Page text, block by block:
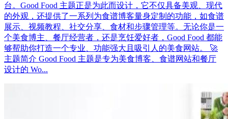
台。Good Food 主题正是为此而设计，它不仅具备美观、现代
的外观，还提供了一系列为食谱博客量身定制的功能，如食谱
展示、视频教程、社交分享、食材和步骤管理等。无论你是一
个美食博主、餐厅经营者，还是烹饪爱好者，Good Food 都能
够帮助你打造一个专业、功能强大且吸引人的美食网站。 🚀
主题简介 Good Food 主题是专为美食博客、食谱网站和餐厅
设计的 Wo...